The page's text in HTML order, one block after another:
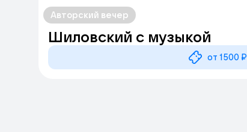
Авторский вечер
Шиловский с музыкой
от 1500 ₽